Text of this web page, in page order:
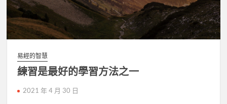
易經的智慧
練習是最好的學習方法之一
2021 年 4 月 30 日